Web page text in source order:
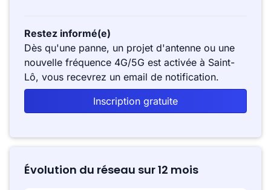
Restez informé(e)
Dès qu'une panne, un projet d'antenne ou une
nouvelle fréquence 4G/5G est activée à Saint-
Lô, vous recevrez un email de notification.
Inscription gratuite
Évolution du réseau sur 12 mois